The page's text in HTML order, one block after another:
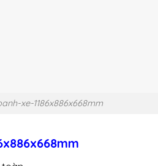
xe-1186x886x668mm